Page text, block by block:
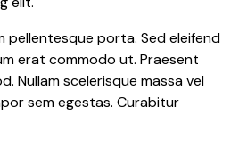
pellentesque porta. Sed eleifend
erat commodo ut. Praesent
Nullam scelerisque massa vel
sem egestas. Curabitur